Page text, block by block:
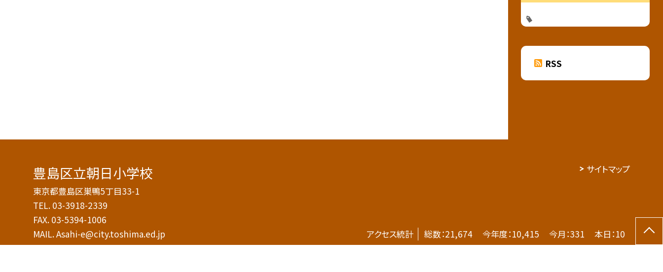
RSS
豊島区立朝日小学校
東京都豊島区巣鴨5丁目33-1
TEL. 03-3918-2339
FAX. 03-5394-1006
MAIL. Asahi-e@city.toshima.ed.jp
サイトマップ
アクセス統計 総数：21,674 今年度：10,415 今月：331 本日：10